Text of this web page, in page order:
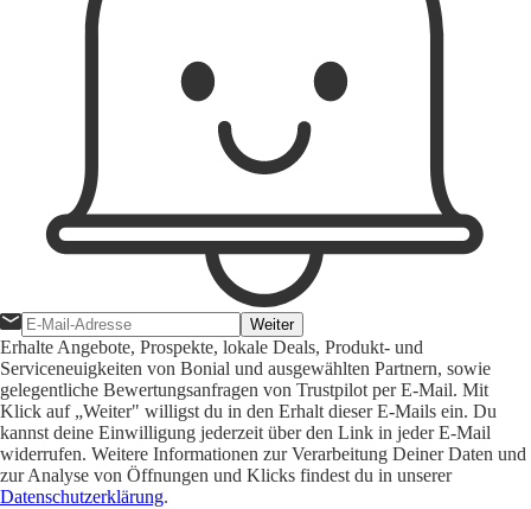
Weiter
Erhalte Angebote, Prospekte, lokale Deals, Produkt- und
Serviceneuigkeiten von Bonial und ausgewählten Partnern, sowie
gelegentliche Bewertungsanfragen von Trustpilot per E-Mail. Mit
Klick auf „Weiter" willigst du in den Erhalt dieser E-Mails ein. Du
kannst deine Einwilligung jederzeit über den Link in jeder E-Mail
widerrufen. Weitere Informationen zur Verarbeitung Deiner Daten und
zur Analyse von Öffnungen und Klicks findest du in unserer
Datenschutzerklärung.